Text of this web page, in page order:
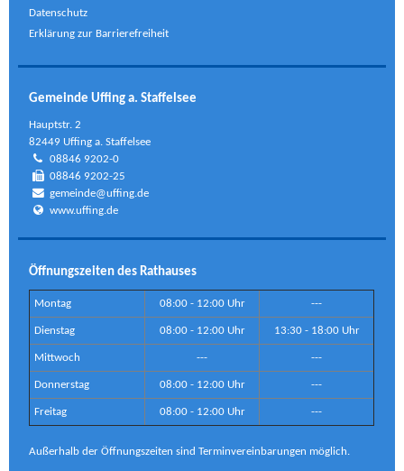
Datenschutz
Erklärung zur Barrierefreiheit
Gemeinde Uffing a. Staffelsee
Hauptstr. 2
82449 Uffing a. Staffelsee
08846 9202-0
08846 9202-25
gemeinde@uffing.de
www.uffing.de
Öffnungszeiten des Rathauses
Montag 08:00 - 12:00 Uhr ---
Dienstag 08:00 - 12:00 Uhr 13:30 - 18:00 Uhr
Mittwoch --- ---
Donnerstag 08:00 - 12:00 Uhr ---
Freitag 08:00 - 12:00 Uhr ---
Außerhalb der Öffnungszeiten sind Terminvereinbarungen möglich.